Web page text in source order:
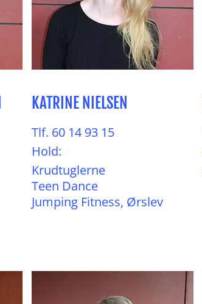
KATRINE NIELSEN
Tlf. 60 14 93 15
Hold:
Krudtuglerne
Teen Dance
Jumping Fitness, Ørslev